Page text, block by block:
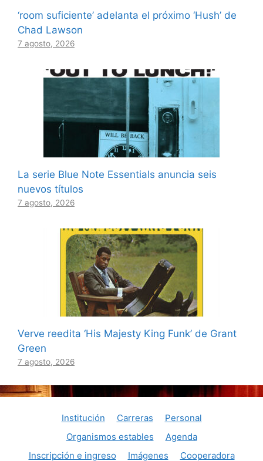
‘room suficiente’ adelanta el próximo ‘Hush’ de
Chad Lawson
7 agosto, 2026
La serie Blue Note Essentials anuncia seis
nuevos títulos
7 agosto, 2026
Verve reedita ‘His Majesty King Funk’ de Grant
Green
7 agosto, 2026
Institución Carreras
Personal
Organismos estables
Agenda
Inscripción e ingreso
Imágenes Cooperadora